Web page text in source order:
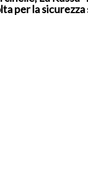
per la sicurezza